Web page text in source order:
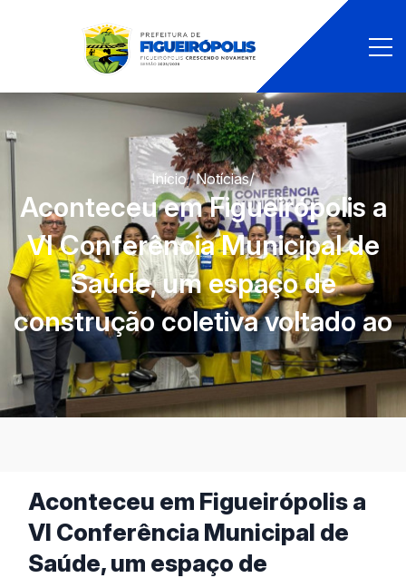
Início/Notícias/
Aconteceu em Figueirópolis a
VI Conferência Municipal de
Saúde, um espaço de
construção coletiva voltado ao
Aconteceu em Figueirópolis a
VI Conferência Municipal de
Saúde, um espaço de